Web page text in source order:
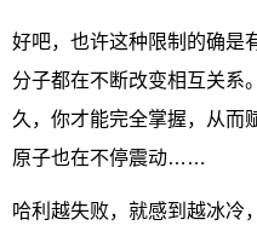
好吧，也许这种限制的确是
分子都在不断改变相互关系
久，你才能完全掌握，从而
原子也在不停震动……
哈利越失败，就感到越冰冷